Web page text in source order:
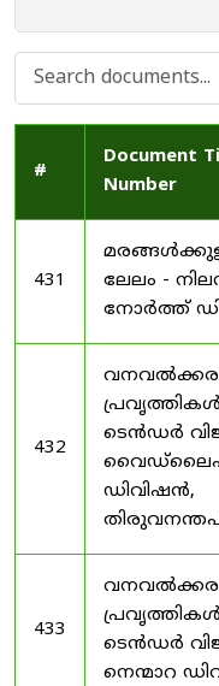
#
Document
Number
431
ലേലം -
നോർത്ത്
432
ടെൻഡർ
ഡിവിഷൻ,
433
ടെൻഡർ
നെന്മാറ